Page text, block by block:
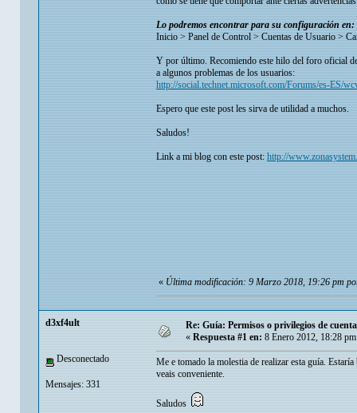
Lo podremos encontrar para su configuración en:
Inicio > Panel de Control > Cuentas de Usuario >
Y por último. Recomiendo este hilo del foro oficial
a algunos problemas de los usuarios:
http://social.technet.microsoft.com/Forums/es-ES/
Espero que este post les sirva de utilidad a muchos.
Saludos!
Link a mi blog con este post:http://
«Última modificación: 9 Marzo 2018, 19:26 pm
d3xf4ult
Desconectado
Mensajes: 331
Re: Guía: Permisos o privilegios de
« Respuesta #1 en: 8 Enero 2012, 18:28
Me e tomado la molestia de realizar esta guía.
veais conveniente.
Saludos